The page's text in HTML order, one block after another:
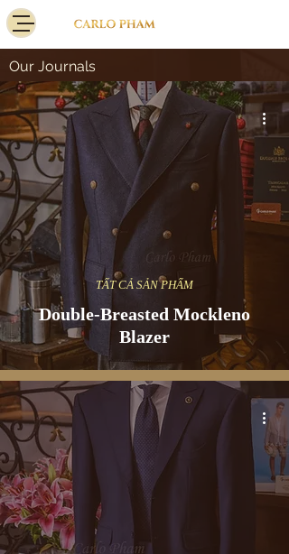
Our Journals
Double-Breasted Mockleno
Blazer
TẤT CẢ SẢN PHẨM